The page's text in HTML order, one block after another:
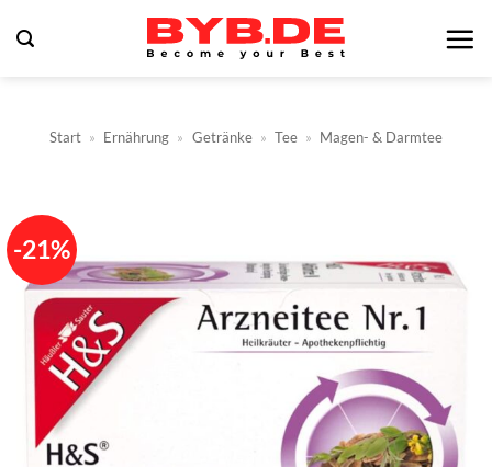
Inhalt
Start » Ernährung » Getränke » Tee » Magen- & Darmtee
-21%